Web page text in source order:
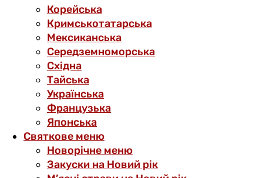
Корейська
Кримськотатарська
Мексиканська
Середземноморська
Східна
Тайська
Українська
Французька
Японська
Святкове меню
Новорічне меню
Закуски на Новий рік